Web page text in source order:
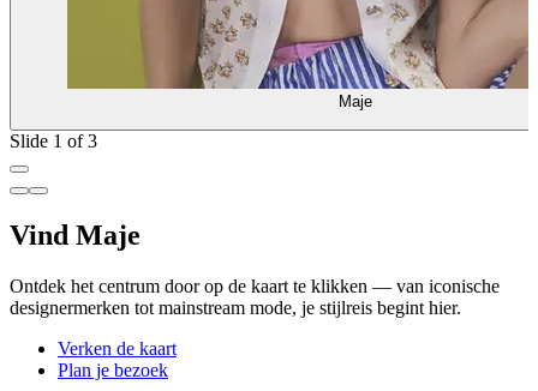
Maje
Slide 1 of 3
Vind Maje
Ontdek het centrum door op de kaart te klikken — van iconische
designermerken tot mainstream mode, je stijlreis begint hier.
Verken de kaart
Plan je bezoek